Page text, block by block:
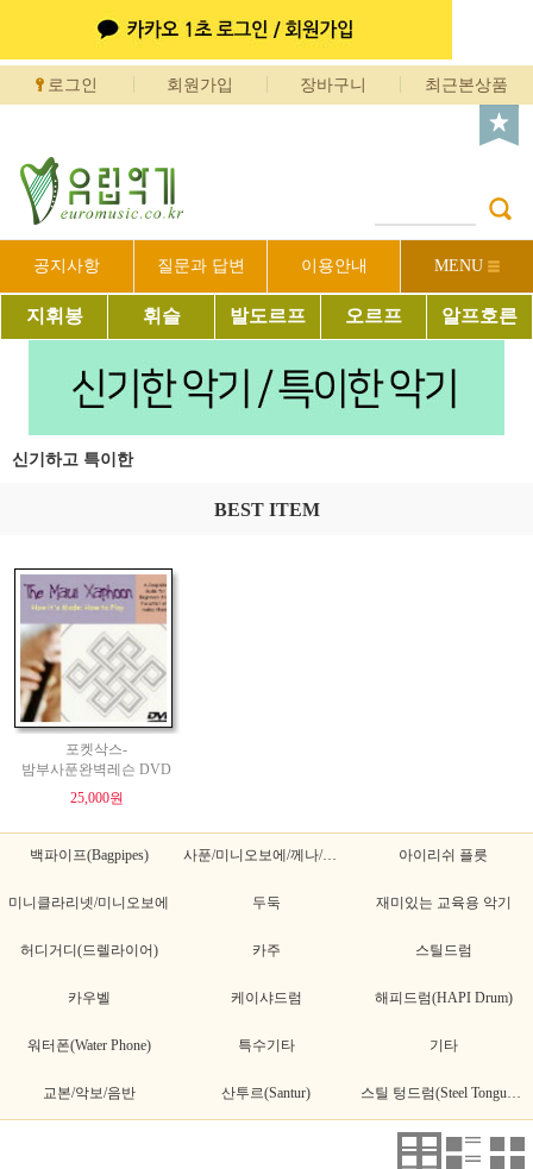
로그인 회원가입 장바구니 최근본상품
공지사항 질문과 답변 이용안내 MENU
지휘봉 휘슬 발도르프 오르프 알프호른
신기하고 특이한
BEST ITEM
포켓삭스-
밤부사푼완벽레슨 DVD
25,000원
백파이프(Bagpipes) 사푼/미니오보에/께나/께나초 아이리쉬 플릇
미니클라리넷/미니오보에 두둑 재미있는 교육용 악기
허디거디(드렐라이어) 카주 스틸드럼
카우벨 케이샤드럼 해피드럼(HAPI Drum)
워터폰(Water Phone) 특수기타 기타
교본/악보/음반 산투르(Santur)